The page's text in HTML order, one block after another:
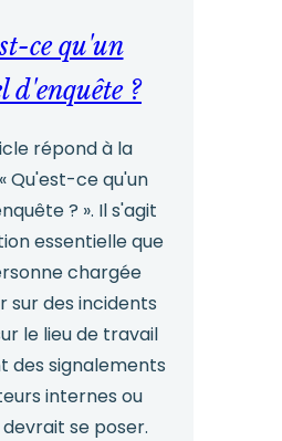
sur
le
lieu
de
travail
ce qu'un
d'enquête ?
répond à la
Qu'est-ce qu'un
? ». Il s'agit
essentielle que
chargée
sur des incidents
le lieu de travail
des signalements
internes ou
se poser.